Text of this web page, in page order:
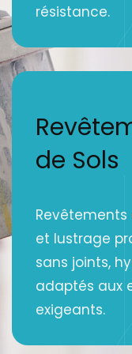
résistance.
de Sols
et lustrage
sans joints,
adaptés aux
exigeants.